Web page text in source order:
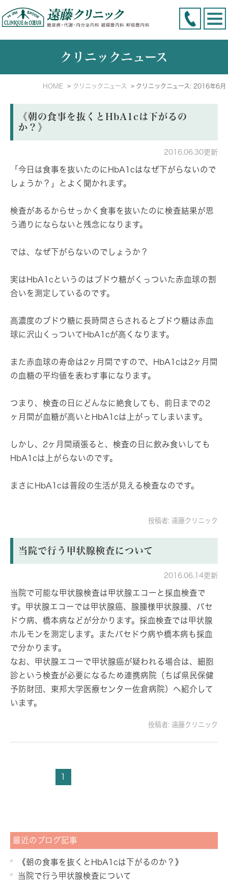
クリニックニュース
HOME クリニックニュース クリニックニュース: 2016年6月
《朝の食事を抜くとHbA1cは下がるの
か？》
2016.06.30更新
「今日は食事を抜いたのにHbA1cはなぜ下がらないので
しょうか？」とよく聞かれます。
検査があるからせっかく食事を抜いたのに検査結果が思
う通りにならないと残念になります。
では、なぜ下がらないのでしょうか？
実はHbA1cというのはブドウ糖がくっついた赤血球の割
合いを測定しているのです。
高濃度のブドウ糖に長時間さらされるとブドウ糖は赤血
球に沢山くっついてHbA1cが高くなります。
また赤血球の寿命は2ヶ月間ですので、HbA1cは2ヶ月間
の血糖の平均値を表わす事になります。
つまり、検査の日にどんなに絶食しても、前日までの2
ヶ月間が血糖が高いとHbA1cは上がってしまいます。
しかし、2ヶ月間頑張ると、検査の日に飲み食いしても
HbA1cは上がらないのです。
まさにHbA1cは普段の生活が見える検査なのです。
投稿者: 遠藤クリニック
当院で行う甲状腺検査について
2016.06.14更新
当院で可能な甲状腺検査は甲状腺エコーと採血検査で
す。甲状腺エコーでは甲状腺癌、腺腫様甲状腺腫、バセ
ドウ病、橋本病などが分かります。採血検査では甲状腺
ホルモンを測定します。またバセドウ病や橋本病も採血
で分かります。
なお、甲状腺エコーで甲状腺癌が疑われる場合は、細胞
診という検査が必要になるため連携病院（ちば県民保健
予防財団、東邦大学医療センター佐倉病院）へ紹介して
います。
投稿者: 遠藤クリニック
1
最近のブログ記事
《朝の食事を抜くとHbA1cは下がるのか？》
当院で行う甲状腺検査について